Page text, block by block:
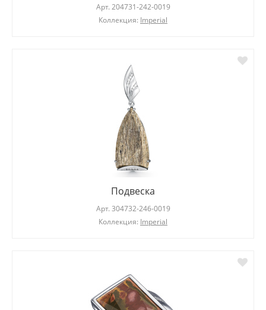
Арт. 204731-242-0019
Коллекция: Imperial
Подвеска
Арт. 304732-246-0019
Коллекция: Imperial